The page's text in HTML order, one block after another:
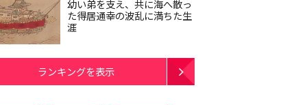
幼い弟を支え、共に海へ散っ
た得居通幸の波乱に満ちた生
涯
ランキングを表示